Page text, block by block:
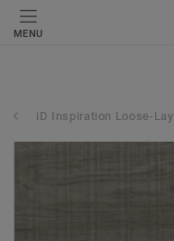
MENU
iD Inspiration Loose-Lay